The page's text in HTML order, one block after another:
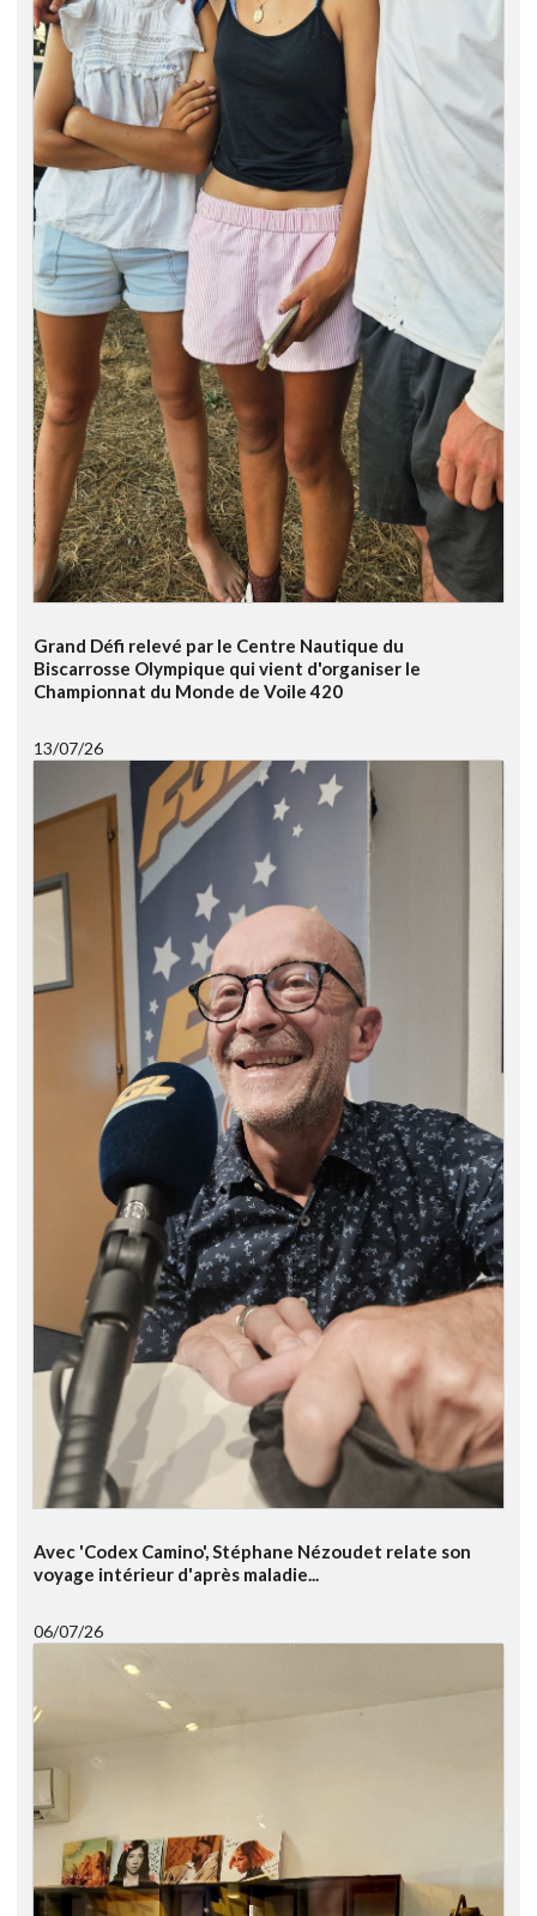
Grand Défi relevé par le Centre Nautique du
Biscarrosse Olympique qui vient d'organiser le
Championnat du Monde de Voile 420
13/07/26
Avec 'Codex Camino', Stéphane Nézoudet relate son
voyage intérieur d'après maladie...
06/07/26